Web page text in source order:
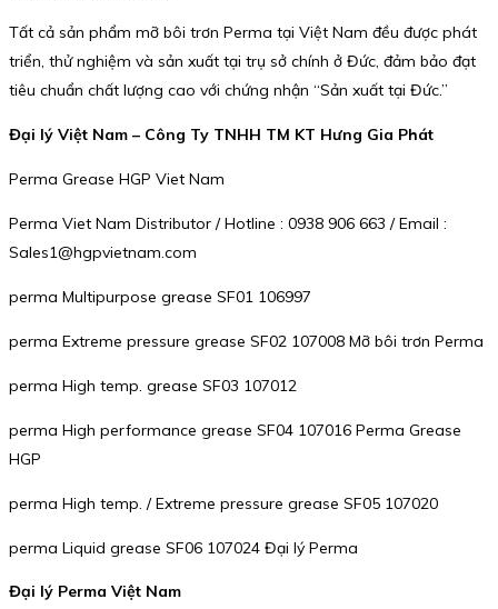
Tất cả sản phẩm mỡ bôi trơn Perma tại Việt Nam đều được phát
triển, thử nghiệm và sản xuất tại trụ sở chính ở Đức, đảm bảo đạt
tiêu chuẩn chất lượng cao với chứng nhận “Sản xuất tại Đức.”
Đại lý Việt Nam – Công Ty TNHH TM KT Hưng Gia Phát
Perma Grease HGP Viet Nam
Perma Viet Nam Distributor / Hotline : 0938 906 663 / Email :
Sales1@hgpvietnam.com
perma Multipurpose grease SF01 106997
perma Extreme pressure grease SF02 107008 Mỡ bôi trơn Perma
perma High temp. grease SF03 107012
perma High performance grease SF04 107016 Perma Grease
HGP
perma High temp. / Extreme pressure grease SF05 107020
perma Liquid grease SF06 107024 Đại lý Perma
Đại lý Perma Việt Nam